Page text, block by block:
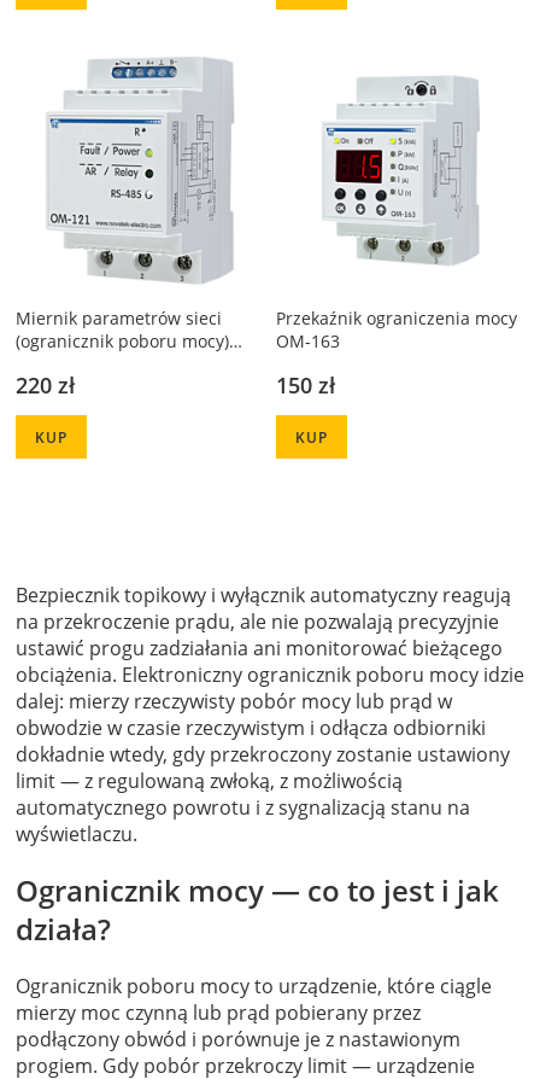
Miernik parametrów sieci
(ogranicznik poboru mocy)
220 zł
KUP
Przekaźnik ograniczenia mocy
OM-163
150 zł
KUP
Bezpiecznik topikowy i wyłącznik automatyczny reagują
na przekroczenie prądu, ale nie pozwalają precyzyjnie
ustawić progu zadziałania ani monitorować bieżącego
obciążenia. Elektroniczny ogranicznik poboru mocy idzie
dalej: mierzy rzeczywisty pobór mocy lub prąd w
obwodzie w czasie rzeczywistym i odłącza odbiorniki
dokładnie wtedy, gdy przekroczony zostanie ustawiony
limit — z regulowaną zwłoką, z możliwością
automatycznego powrotu i z sygnalizacją stanu na
wyświetlaczu.
Ogranicznik mocy — co to jest i jak
działa?
Ogranicznik poboru mocy to urządzenie, które ciągle
mierzy moc czynną lub prąd pobierany przez
podłączony obwód i porównuje je z nastawionym
progiem. Gdy pobór przekroczy limit — urządzenie